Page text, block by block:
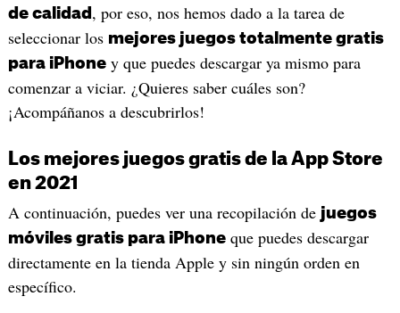
de calidad , por eso, nos hemos dado a la tarea de
seleccionar los mejores juegos totalmente gratis
para iPhoney que puedes descargar ya mismo para
comenzar a viciar. ¿Quieres saber cuáles son?
¡Acompáñanos a descubrirlos!
Los mejores juegos gratis de la App Store
en 2021
A continuación, puedes ver una recopilación de juegos
móviles gratis para iPhoneque puedes descargar
directamente en la tienda Apple y sin ningún orden en
específico.